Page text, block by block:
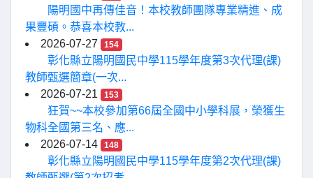
陽明國中再傳佳音！本校教師團隊專業精進、成
果豐碩。恭喜本校教...
2026-07-27
154
彰化縣立陽明國民中學115學年度第3次代理(課)
教師甄選簡章(一次...
2026-07-21
153
狂賀~~本校參加第66屆全國中小學科展，榮獲生
物科全國第三名、應...
2026-07-14
148
彰化縣立陽明國民中學115學年度第2次代理(課)